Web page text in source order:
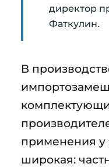
директор
Фаткулин.
В
применения у
широкая: